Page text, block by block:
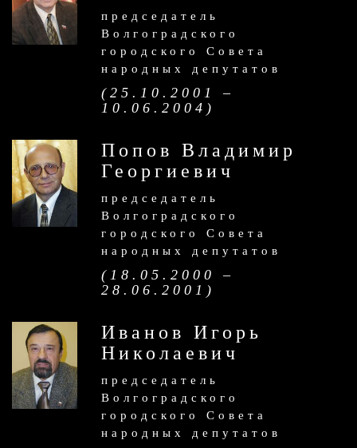
председатель
Волгоградского
городского Совета
народных депутатов
(25.10.2001 –
10.06.2004)
Попов Владимир
Георгиевич
председатель
Волгоградского
городского Совета
народных депутатов
(18.05.2000 –
28.06.2001)
Иванов Игорь
Николаевич
председатель
Волгоградского
городского Совета
народных депутатов